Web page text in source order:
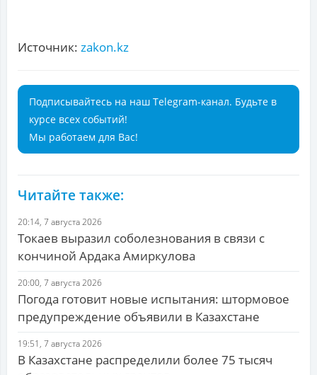
Источник: zakon.kz
Подписывайтесь на наш Telegram-канал. Будьте в
курсе всех событий!
Мы работаем для Вас!
Читайте также:
20:14, 7 августа 2026
Токаев выразил соболезнования в связи с
кончиной Ардака Амиркулова
20:00, 7 августа 2026
Погода готовит новые испытания: штормовое
предупреждение объявили в Казахстане
19:51, 7 августа 2026
В Казахстане распределили более 75 тысяч